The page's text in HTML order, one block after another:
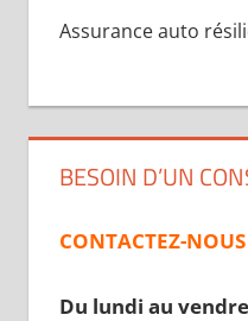
Assurance auto
BESOIN D’UN
CONTACTEZ-
Du lundi au